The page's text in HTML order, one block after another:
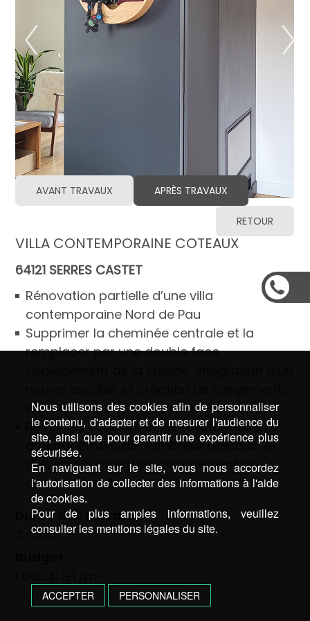
AVANT TRAVAUX APRÈS TRAVAUX
RETOUR
VILLA CONTEMPORAINE COTEAUX
64121 SERRES CASTET
Rénovation partielle d’une villa
contemporaine Nord de Pau
Supprimer la cheminée centrale et la
remplacer par une double face,
entrée
Revoir les couleurs et les revêtements,
aménagement de nombreux meubles et
dressing sur mesure, changement de la
cuisine, cheminée…
Durée des travaux
2 mois
Nous utilisons des cookies afin de personnaliser
le contenu, d'adapter et de mesurer l'audience du
site, ainsi que pour garantir une expérience plus
sécurisée.
En naviguant sur le site, vous nous accordez
l'autorisation de collecter des informations à l'aide
de cookies.
Pour de plus amples informations, veuillez
consulter les mentions légales du site.
ACCEPTER PERSONNALISER